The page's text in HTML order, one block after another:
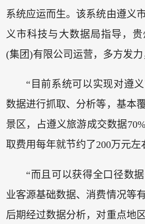
系统应运而生。该系统由遵义
义市科技与大数据局指导，
(集团)有限公司运营，多方发力
“目前系统可以实现对遵
数据进行抓取、分析等，基本
景区，占遵义旅游成交数据
取费用每年就节约了200万元左
“而且可以获得全口径数
业客源基础数据、消费情况等
后期经过数据分析，对重点地